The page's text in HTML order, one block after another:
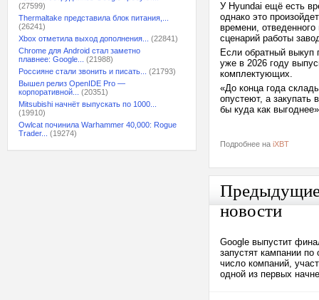
(27599)
Thermaltake представила блок питания,...
(26241)
Xbox отметила выход дополнения...
(22841)
Chrome для Android стал заметно
плавнее: Google...
(21988)
Россияне стали звонить и писать...
(21793)
Вышел релиз OpenIDE Pro —
корпоративной...
(20351)
Mitsubishi начнёт выпускать по 1000...
(19910)
Owlcat починила Warhammer 40,000: Rogue
Trader...
(19274)
У Hyundai ещё есть
однако это
времени,
сценарий работы
Если обратный выкуп
уже в 2026 году
комплектующих.
«До конца года
опустеют, а закупать
бы куда как
Подробнее на iXBT
новости
Google выпустит
запустят кампании
число компаний,
одной из первых